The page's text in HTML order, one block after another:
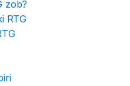
zob?
RTG